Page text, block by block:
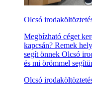
Olcsó
Megbízható céget
kapcsán? Remek
segít önnek Olcsó
és mi örömmel
Olcsó